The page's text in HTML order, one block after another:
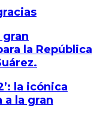
gran
la República
la icónica
a la gran